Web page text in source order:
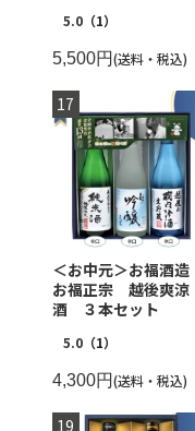
5.0（1）
5,500円(送料・税込)
＜お中元＞お福酒造
お福正宗 越後爽涼
酒 ３本セット
5.0（1）
4,300円(送料・税込)